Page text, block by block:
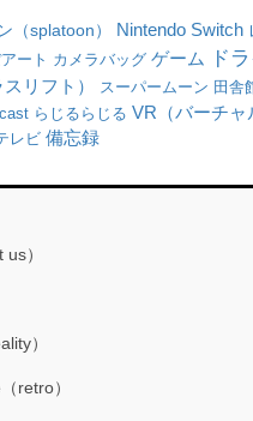
（splatoon） Nintendo Switch
ート カメラバッグ ゲーム ド
リフト）
スーパームーン 田舎
らじるらじる VR（バーチャ
レビ 備忘録
）
）
retro）